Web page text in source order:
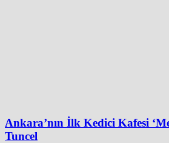
Ankara’nın İlk Kedici Kafesi
Tuncel